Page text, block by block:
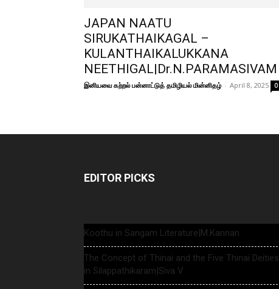
JAPAN NAATU
SIRUKATHAIKAGAL –
KULANTHAIKALUKKANA
NEETHIGAL|Dr.N.PARAMASIVAM
இனியவை கற்றல் பன்னாட்டுத் தமிழியல் மின்னிதழ் - April 8, 2025 0
EDITOR PICKS
Koothu in Sangam Literature|M.Kannan
The Concept of Thinai and the Five Thinai Deities
in Silappathikaram|Siva V